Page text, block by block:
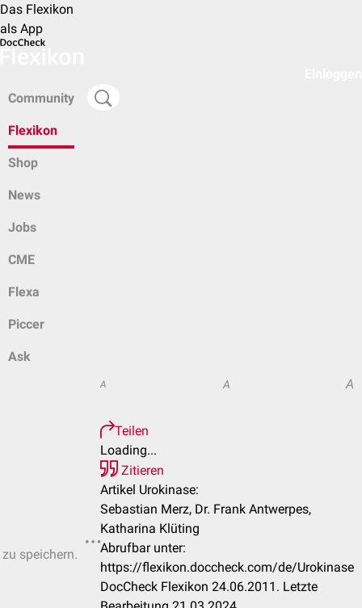
Das Flexikon
als App
Community
Flexikon
Shop
News
Jobs
CME
Flexa
Piccer
Ask
speichern.
A A A
Teilen
Loading...
Zitieren
Artikel Urokinase:
Sebastian Merz, Dr. Frank Antwerpes,
Katharina Klüting
Abrufbar unter:
https://flexikon.doccheck.com/de/Urokinase
DocCheck Flexikon 24.06.2011. Letzte